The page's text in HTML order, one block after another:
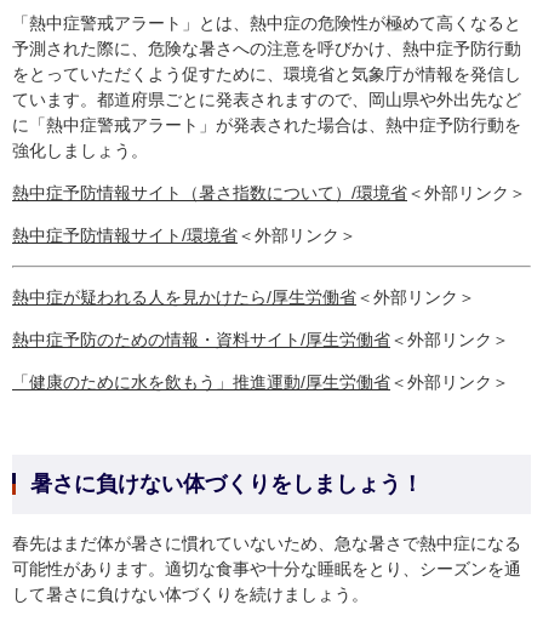
「熱中症警戒アラート」とは、熱中症の危険性が極めて高くなると
予測された際に、危険な暑さへの注意を呼びかけ、熱中症予防行動
をとっていただくよう促すために、環境省と気象庁が情報を発信し
ています。都道府県ごとに発表されますので、岡山県や外出先など
に「熱中症警戒アラート」が発表された場合は、熱中症予防行動を
強化しましょう。
熱中症予防情報サイト（暑さ指数について）/環境省＜外部リンク＞
​熱中症予防情報サイト/環境省＜外部リンク＞
熱中症が疑われる人を見かけたら/厚生労働省＜外部リンク＞
熱中症予防のための情報・資料サイト/厚生労働省＜外部リンク＞
「健康のために水を飲もう」推進運動/厚生労働省＜外部リンク＞
暑さに負けない体づくりをしましょう！
春先はまだ体が暑さに慣れていないため、急な暑さで熱中症になる
可能性があります。適切な食事や十分な睡眠をとり、シーズンを通
して暑さに負けない体づくりを続けましょう。